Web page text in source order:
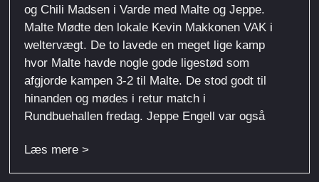
og Chili Madsen i Varde med Malte og Jeppe.
Malte Mødte den lokale Kevin Makkonen VAK i
weltervægt. De to lavede en meget lige kamp
hvor Malte havde nogle gode ligestød som
afgjorde kampen 3-2 til Malte. De stod godt til
hinanden og mødes i retur match i
Rundbuehallen fredag. Jeppe Engell var også
Læs mere >